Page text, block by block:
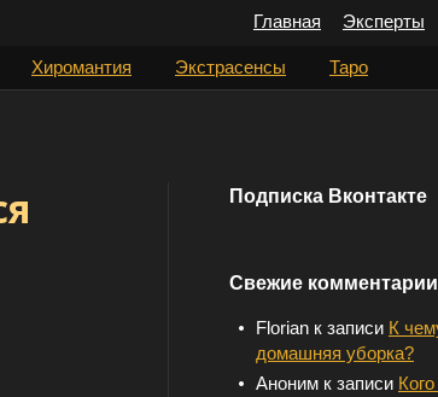
Главная Эксперты
Хиромантия Экстрасенсы Таро
Подписка Вконтакте
Свежие комментарии
Florian к записи К
домашняя уборка?
Аноним к записи